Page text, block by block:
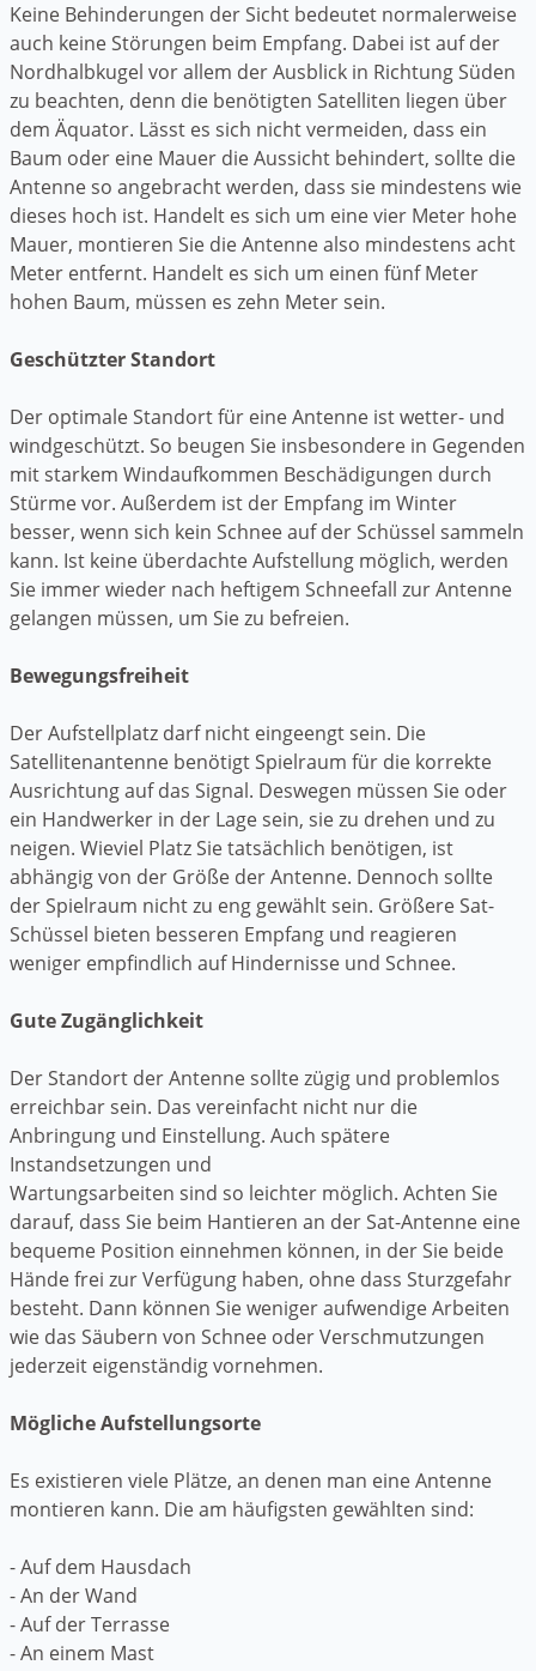
Keine Behinderungen der Sicht bedeutet normalerweise
auch keine Störungen beim Empfang. Dabei ist auf der
Nordhalbkugel vor allem der Ausblick in Richtung Süden
zu beachten, denn die benötigten Satelliten liegen über
dem Äquator. Lässt es sich nicht vermeiden, dass ein
Baum oder eine Mauer die Aussicht behindert, sollte die
Antenne so angebracht werden, dass sie mindestens wie
dieses hoch ist. Handelt es sich um eine vier Meter hohe
Mauer, montieren Sie die Antenne also mindestens acht
Meter entfernt. Handelt es sich um einen fünf Meter
hohen Baum, müssen es zehn Meter sein.
Geschützter Standort
Der optimale Standort für eine Antenne ist wetter- und
windgeschützt. So beugen Sie insbesondere in Gegenden
mit starkem Windaufkommen Beschädigungen durch
Stürme vor. Außerdem ist der Empfang im Winter
besser, wenn sich kein Schnee auf der Schüssel sammeln
kann. Ist keine überdachte Aufstellung möglich, werden
Sie immer wieder nach heftigem Schneefall zur Antenne
gelangen müssen, um Sie zu befreien.
Bewegungsfreiheit
Der Aufstellplatz darf nicht eingeengt sein. Die
Satellitenantenne benötigt Spielraum für die korrekte
Ausrichtung auf das Signal. Deswegen müssen Sie oder
ein Handwerker in der Lage sein, sie zu drehen und zu
neigen. Wieviel Platz Sie tatsächlich benötigen, ist
abhängig von der Größe der Antenne. Dennoch sollte
der Spielraum nicht zu eng gewählt sein. Größere Sat-
Schüssel bieten besseren Empfang und reagieren
weniger empfindlich auf Hindernisse und Schnee.
Gute Zugänglichkeit
Der Standort der Antenne sollte zügig und problemlos
erreichbar sein. Das vereinfacht nicht nur die
Anbringung und Einstellung. Auch spätere
Instandsetzungen und
Wartungsarbeiten sind so leichter möglich. Achten Sie
darauf, dass Sie beim Hantieren an der Sat-Antenne eine
bequeme Position einnehmen können, in der Sie beide
Hände frei zur Verfügung haben, ohne dass Sturzgefahr
besteht. Dann können Sie weniger aufwendige Arbeiten
wie das Säubern von Schnee oder Verschmutzungen
jederzeit eigenständig vornehmen.
Mögliche Aufstellungsorte
Es existieren viele Plätze, an denen man eine Antenne
montieren kann. Die am häufigsten gewählten sind:
- Auf dem Hausdach
- An der Wand
- Auf der Terrasse
- An einem Mast